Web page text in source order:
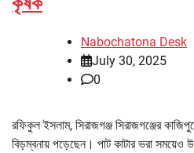
Nabochatona Desk
July 30, 2025
0
রফিকুল ইসলাম, সিরাজগঞ্জ সিরাজগঞ্জের
বিড়ম্বনায় পড়েছেন। পাট কাটার ভরা সময়েও